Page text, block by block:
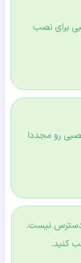
برای نصب
رو مجددا
نیست.